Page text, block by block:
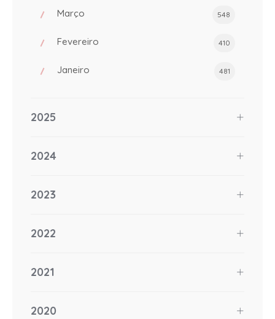
Março 548
Fevereiro 410
Janeiro 481
2025
2024
2023
2022
2021
2020